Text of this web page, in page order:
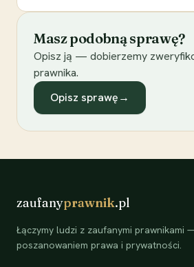
Masz podobną sprawę?
Opisz ją — dobierzemy
prawnika.
Opisz sprawę→
zaufanyprawnik.pl
Łączymy ludzi z zaufanymi prawnikami
poszanowaniem prawa i prywatności.